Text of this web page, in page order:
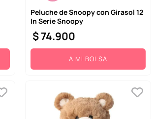
Peluche de Snoopy con Girasol 12
In Serie Snoopy
$74.900
A MI BOLSA